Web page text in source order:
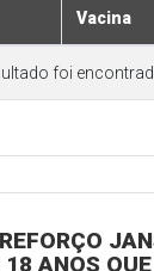
Vacina
foi
ANOS